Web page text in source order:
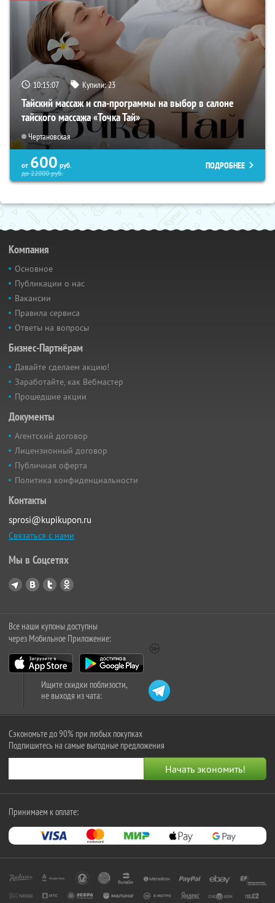
10:15:06 Купили:23
Тайский массаж и спа-программы на выбор в салоне
тайского массажа «Точка Тай»
Чертановская
от 600 руб.
до22000руб.
ПОДРОБНЕЕ
Компания
Основное
Публикации о нас
Вакансии
Правила сервиса
Ответы на вопросы
Бизнес-Партнёрам
Давайте сделаем акцию!
Заработайте, как Вебмастер
Прошедшие акции
Документы
Агентский договор
Лицензионный договор
Публичная оферта
Политика конфиденциальности
Контакты
sprosi@kupikupon.ru
Связаться с нами
Мы в Соцсетях
Все наши купоны доступны
через Мобильное Приложение:
Ищите скидки поблизости,
не выходя из чата:
Сэкономьте до 90% при любых покупках
Подпишитесь на самые выгодные предложения
Принимаем к оплате: